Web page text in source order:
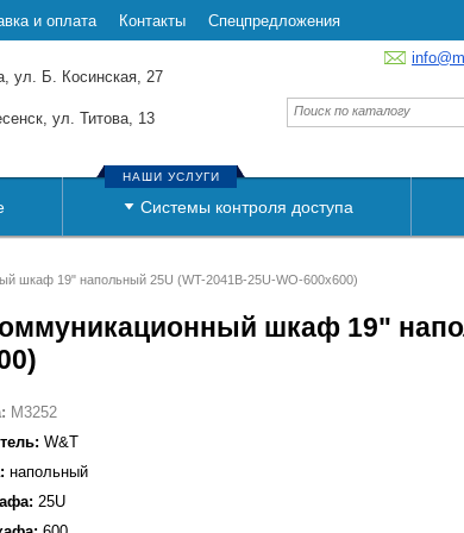
и оплата Контакты Спецпредложения
ул. Б. Косинская, 27
ул. Титова, 13
Системы контроля доступа
НАШИ УСЛУГИ
шкаф 19" напольный 25U (WT-2041B-25U-WO-600x600)
шкаф 19"
M3252
W&T
напольный
25U